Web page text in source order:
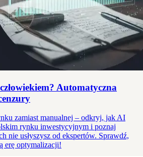
Automatyczna
zamiast manualnej – odkryj, jak AI
rynku inwestycyjnym i poznaj
nie usłyszysz od ekspertów. Sprawdź,
erę optymalizacji!